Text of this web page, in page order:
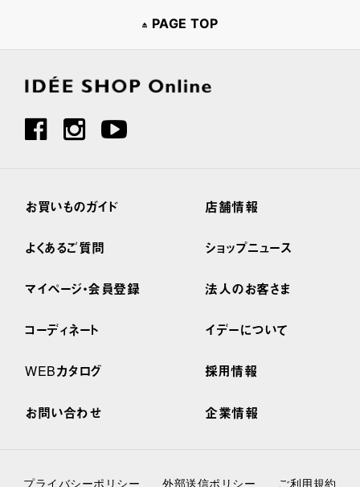
PAGE TOP
お買いものガイド
よくあるご質問
マイページ・会員登録
コーディネート
WEBカタログ
お問い合わせ
店舗情報
ショップニュース
法人のお客さま
イデーについて
採用情報
企業情報
プライバシーポリシー 外部送信ポリシー ご利用規約